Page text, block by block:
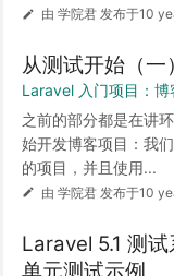
由 学院君 发布于10
从测试开始（
Laravel 入门项目：博
之前的部分都是在讲
始开发博客项目：我
的项目，并且使用...
由 学院君 发布于10
Laravel 5.1 测
单元测试示例